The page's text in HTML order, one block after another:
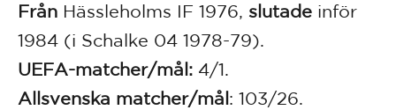
Från Hässleholms IF 1976, slutade inför
1984 (i Schalke 04 1978-79).
UEFA-matcher/mål: 4/1.
Allsvenska matcher/mål: 103/26.